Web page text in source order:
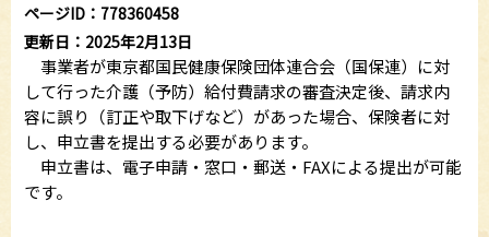
か
ページID：778360458
更新日：2025年2月13日
事業者が東京都国民健康保険団体連合会（国保連）に対
して行った介護（予防）給付費請求の審査決定後、請求内
容に誤り（訂正や取下げなど）があった場合、保険者に対
し、申立書を提出する必要があります。
申立書は、電子申請・窓口・郵送・FAXによる提出が可能
です。